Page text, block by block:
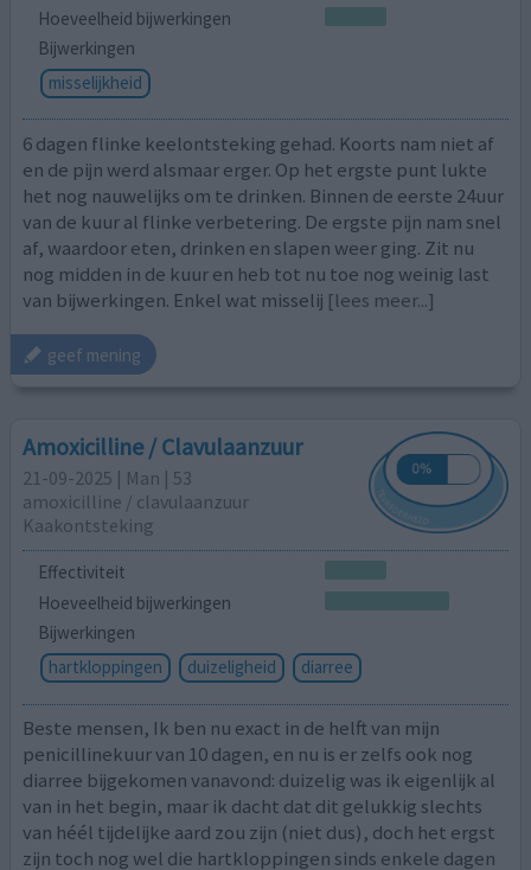
Hoeveelheid bijwerkingen
Bijwerkingen
misselijkheid
6 dagen flinke keelontsteking gehad. Koorts nam niet af
en de pijn werd alsmaar erger. Op het ergste punt lukte
het nog nauwelijks om te drinken. Binnen de eerste 24uur
van de kuur al flinke verbetering. De ergste pijn nam snel
af, waardoor eten, drinken en slapen weer ging. Zit nu
nog midden in de kuur en heb tot nu toe nog weinig last
van bijwerkingen. Enkel wat misselij [lees meer...]
geef mening
Amoxicilline / Clavulaanzuur
21-09-2025 | Man | 53
amoxicilline / clavulaanzuur
Kaakontsteking
Effectiviteit
Hoeveelheid bijwerkingen
Bijwerkingen
hartkloppingen
duizeligheid diarree
Beste mensen, Ik ben nu exact in de helft van mijn
penicillinekuur van 10 dagen, en nu is er zelfs ook nog
diarree bijgekomen vanavond: duizelig was ik eigenlijk al
van in het begin, maar ik dacht dat dit gelukkig slechts
van héél tijdelijke aard zou zijn (niet dus), doch het ergst
zijn toch nog wel die hartkloppingen sinds enkele dagen